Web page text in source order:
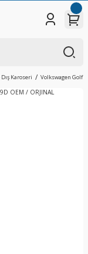
Karoseri Volkswagen Golf